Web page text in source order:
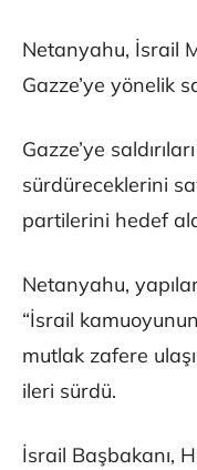
Netanyahu, İsrail
Gazze’ye yönelik
Gazze’ye
sürdüreceklerini
partilerini hedef
Netanyahu,
“İsrail
mutlak zafere
ileri sürdü.
İsrail Başbakanı,